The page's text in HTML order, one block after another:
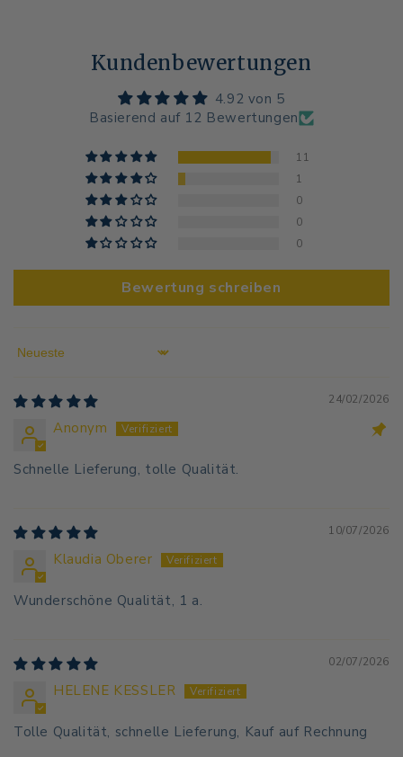
Kundenbewertungen
4.92 von 5
Basierend auf 12 Bewertungen
11
1
0
0
0
Bewertung schreiben
Sort by
24/02/2026
Anonym
Schnelle Lieferung, tolle Qualität.
10/07/2026
Klaudia Oberer
Wunderschöne Qualität, 1 a.
02/07/2026
HELENE KESSLER
Tolle Qualität, schnelle Lieferung, Kauf auf Rechnung